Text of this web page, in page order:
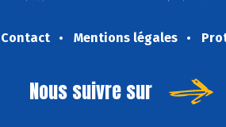
Contact Mentions légales
Nous suivre sur